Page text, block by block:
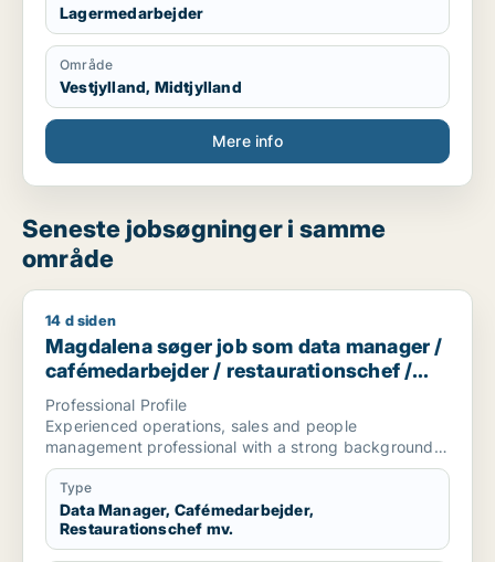
Lagermedarbejder
Område
Vestjylland, Midtjylland
Mere info
Seneste jobsøgninger i samme
område
Magdalena søger job som data manager /
14 d siden
Magdalena søger job som data manager /
cafémedarbejder / restaurationschef /
hotelmedarbejder
Professional Profile
Experienced operations, sales and people
management professional with a strong background
in
hospitality, commercial leadership and operational
coordination. Proven ability to manage teams,
optimise workflows, develop client relationships and
supervise projects. Experienced in technical
Type
Data Manager, Cafémedarbejder,
Restaurationschef mv.